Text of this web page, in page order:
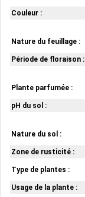
Couleur :
Nature du feuillage :
Période de floraison :
Plante parfumée :
pH du sol :
Nature du sol :
Zone de rusticité :
Type de plantes :
Usage de la plante :